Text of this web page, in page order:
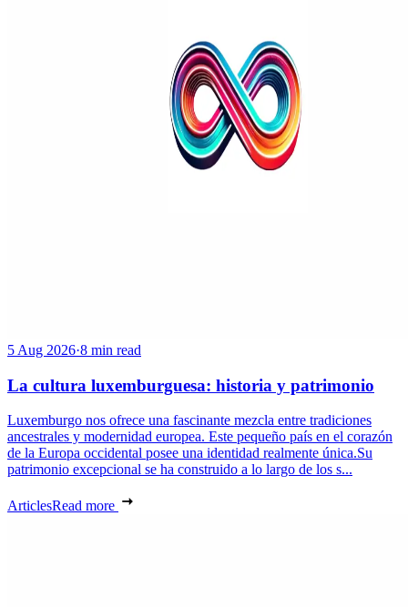
5 Aug 2026·8 min read
La cultura luxemburguesa: historia y patrimonio
Luxemburgo nos ofrece una fascinante mezcla entre tradiciones
ancestrales y modernidad europea. Este pequeño país en el corazón
de la Europa occidental posee una identidad realmente única.Su
patrimonio excepcional se ha construido a lo largo de los s...
ArticlesRead more